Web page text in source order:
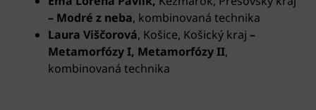
– Modré z neba, kombinovaná technika
Laura Viščorová, Košice, Košický kraj –
Metamorfózy I, Metamorfózy II,
kombinovaná technika